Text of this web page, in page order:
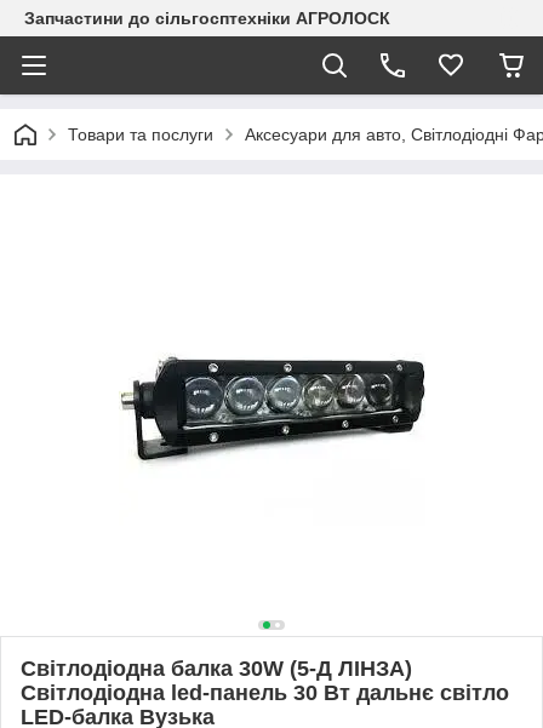
Запчастини до сільгосптехніки АГРОЛОСК
Товари та послуги Аксесуари для авто, Світлодіодні
Світлодіодна балка 30W (5-Д ЛІНЗА)
Світлодіодна led-панель 30 Вт дальнє світло
LED-балка Вузька